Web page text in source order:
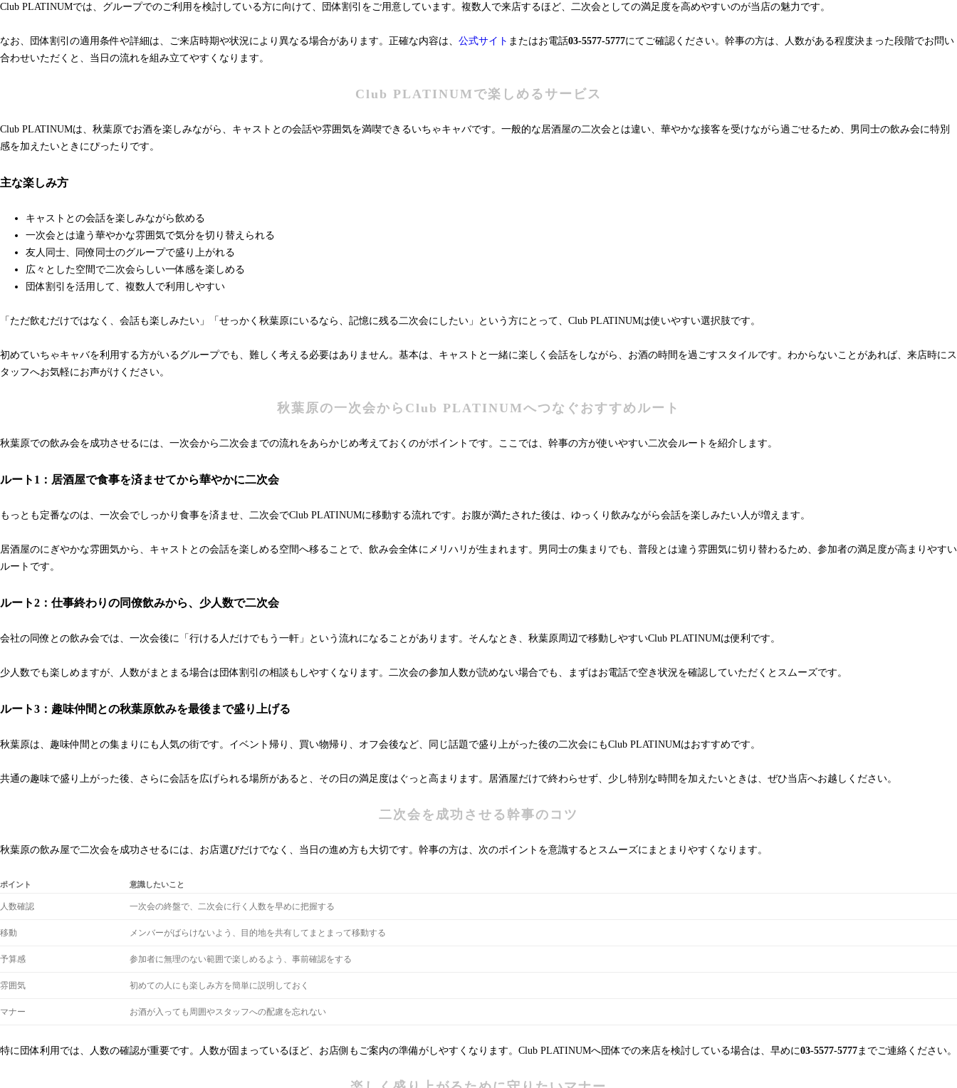
Club PLATINUMでは、グループでのご利用を検討している方に向けて、団体割引をご用意しています。複数人で来店するほど、二次会としての満足度を高めやすいのが当店の魅力です。
なお、団体割引の適用条件や詳細は、ご来店時期や状況により異なる場合があります。正確な内容は、 公式サイト またはお電話03-5577-5777にてご確認ください。幹事の方は、人数がある程度決まった段階でお問い
合わせいただくと、当日の流れを組み立てやすくなります。
Club PLATINUMで楽しめるサービス
Club PLATINUMは、秋葉原でお酒を楽しみながら、キャストとの会話や雰囲気を満喫できるいちゃキャバです。一般的な居酒屋の二次会とは違い、華やかな接客を受けながら過ごせるため、男同士の飲み会に特別
感を加えたいときにぴったりです。
主な楽しみ方
キャストとの会話を楽しみながら飲める
一次会とは違う華やかな雰囲気で気分を切り替えられる
友人同士、同僚同士のグループで盛り上がれる
広々とした空間で二次会らしい一体感を楽しめる
団体割引を活用して、複数人で利用しやすい
「ただ飲むだけではなく、会話も楽しみたい」「せっかく秋葉原にいるなら、記憶に残る二次会にしたい」という方にとって、Club PLATINUMは使いやすい選択肢です。
初めていちゃキャバを利用する方がいるグループでも、難しく考える必要はありません。基本は、キャストと一緒に楽しく会話をしながら、お酒の時間を過ごすスタイルです。わからないことがあれば、来店時にス
タッフへお気軽にお声がけください。
秋葉原の一次会からClub PLATINUMへつなぐおすすめルート
秋葉原での飲み会を成功させるには、一次会から二次会までの流れをあらかじめ考えておくのがポイントです。ここでは、幹事の方が使いやすい二次会ルートを紹介します。
ルート1：居酒屋で食事を済ませてから華やかに二次会
もっとも定番なのは、一次会でしっかり食事を済ませ、二次会でClub PLATINUMに移動する流れです。お腹が満たされた後は、ゆっくり飲みながら会話を楽しみたい人が増えます。
居酒屋のにぎやかな雰囲気から、キャストとの会話を楽しめる空間へ移ることで、飲み会全体にメリハリが生まれます。男同士の集まりでも、普段とは違う雰囲気に切り替わるため、参加者の満足度が高まりやすい
ルートです。
ルート2：仕事終わりの同僚飲みから、少人数で二次会
会社の同僚との飲み会では、一次会後に「行ける人だけでもう一軒」という流れになることがあります。そんなとき、秋葉原周辺で移動しやすいClub PLATINUMは便利です。
少人数でも楽しめますが、人数がまとまる場合は団体割引の相談もしやすくなります。二次会の参加人数が読めない場合でも、まずはお電話で空き状況を確認していただくとスムーズです。
ルート3：趣味仲間との秋葉原飲みを最後まで盛り上げる
秋葉原は、趣味仲間との集まりにも人気の街です。イベント帰り、買い物帰り、オフ会後など、同じ話題で盛り上がった後の二次会にもClub PLATINUMはおすすめです。
共通の趣味で盛り上がった後、さらに会話を広げられる場所があると、その日の満足度はぐっと高まります。居酒屋だけで終わらせず、少し特別な時間を加えたいときは、ぜひ当店へお越しください。
二次会を成功させる幹事のコツ
秋葉原の飲み屋で二次会を成功させるには、お店選びだけでなく、当日の進め方も大切です。幹事の方は、次のポイントを意識するとスムーズにまとまりやすくなります。
ポイント 意識したいこと
人数確認 一次会の終盤で、二次会に行く人数を早めに把握する
移動 メンバーがばらけないよう、目的地を共有してまとまって移動する
予算感 参加者に無理のない範囲で楽しめるよう、事前確認をする
雰囲気 初めての人にも楽しみ方を簡単に説明しておく
マナー お酒が入っても周囲やスタッフへの配慮を忘れない
特に団体利用では、人数の確認が重要です。人数が固まっているほど、お店側もご案内の準備がしやすくなります。Club PLATINUMへ団体での来店を検討している場合は、早めに03-5577-5777 までご連絡ください。